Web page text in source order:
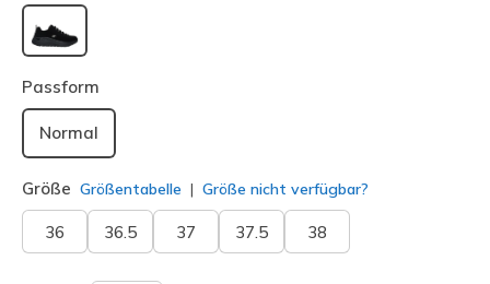
ausgewählt
Passform
Normal
Größe Größentabelle Größe nicht verfügbar?
36 36.5 37 37.5 38